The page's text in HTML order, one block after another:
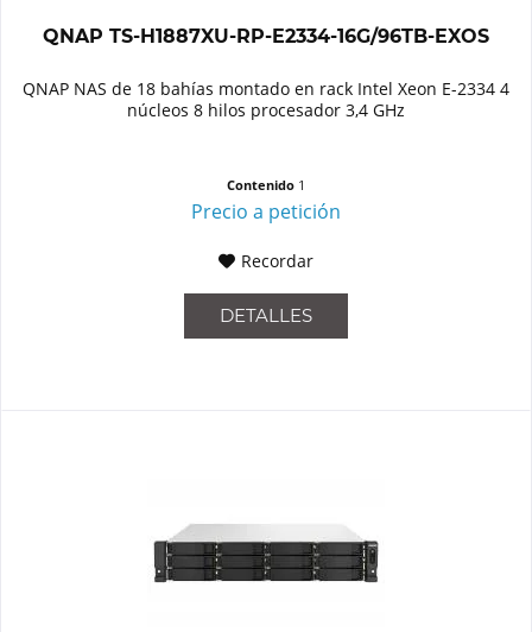
QNAP TS-H1887XU-RP-E2334-16G/96TB-EXOS
QNAP NAS de 18 bahías montado en rack Intel Xeon E-2334 4
núcleos 8 hilos procesador 3,4 GHz
Contenido 1
Precio a petición
Recordar
DETALLES